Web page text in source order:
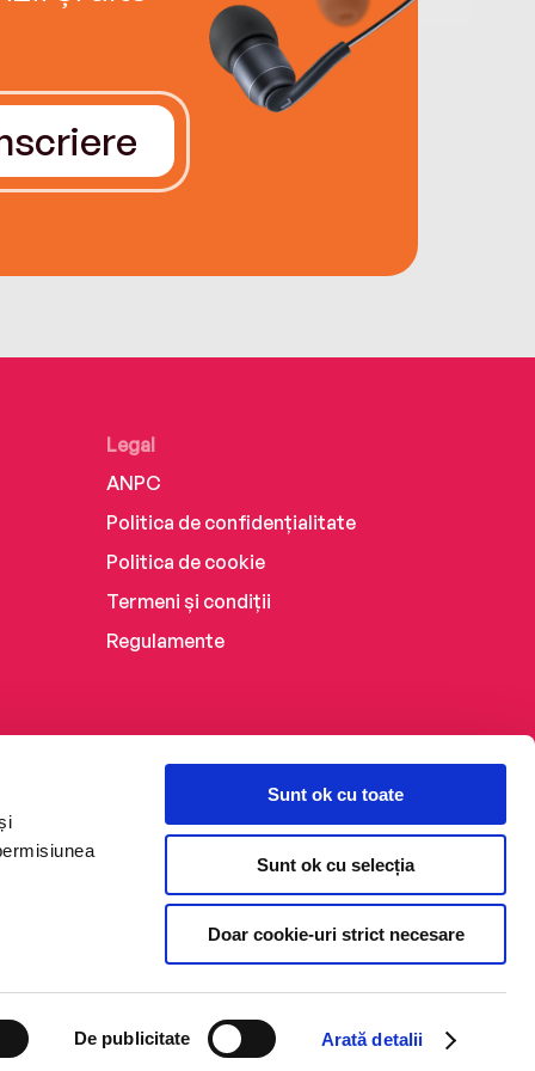
De publicitate Arată detalii
Sunt ok cu toate
Sunt ok cu selecția
Doar cookie-uri strict necesare
Legal
ANPC
Politica de confidențialitate
Politica de cookie
Termeni și condiții
Regulamente